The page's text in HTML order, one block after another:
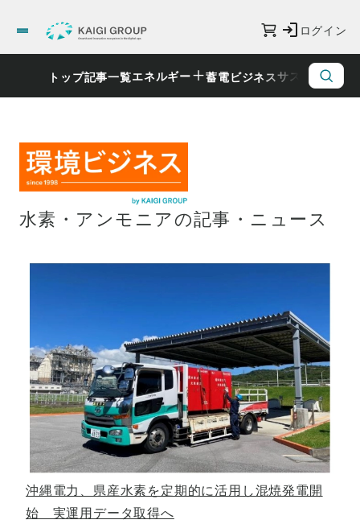
ログイン
トップ記事一覧エネルギー 蓄電ビジネスサステナビリ
水素・アンモニアの記事・ニュース
沖縄電力、県産水素を定期的に活用し混焼発電開
始 実運用データ取得へ